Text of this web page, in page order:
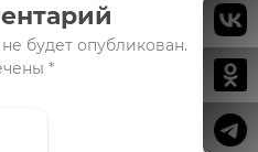
будет опубликован.
*